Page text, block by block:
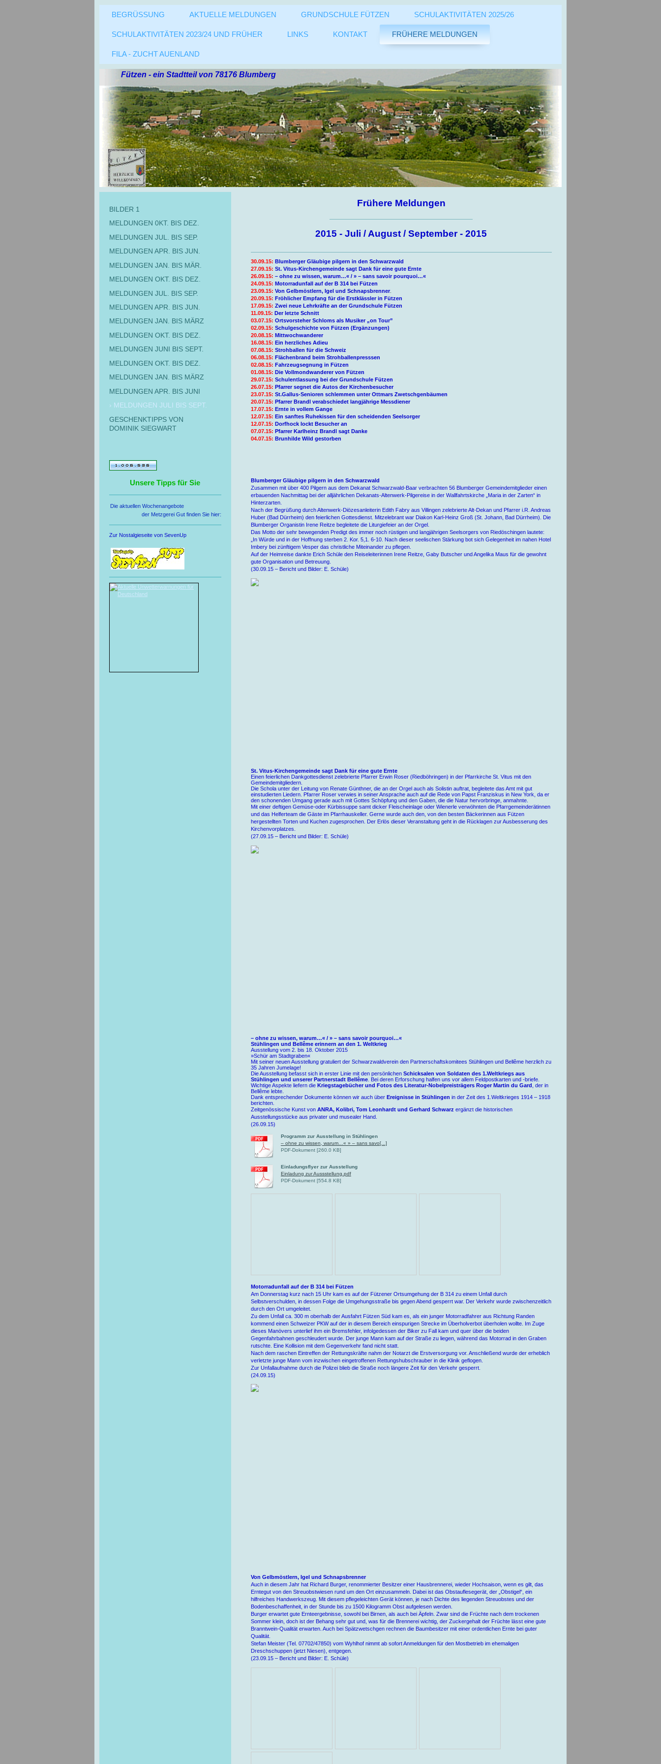
BEGRÜSSUNG AKTUELLE MELDUNGEN GRUNDSCHULE FÜTZEN SCHULAKTIVITÄTEN 2025/26
SCHULAKTIVITÄTEN 2023/24 UND FRÜHER LINKS KONTAKT FRÜHERE MELDUNGEN
FILA - ZUCHT AUENLAND
Fützen - ein Stadtteil von 78176 Blumberg
Frühere Meldungen
2015 - Juli / August / September - 2015
30.09.15: Blumberger Gläubige pilgern in den Schwarzwald
27.09.15: St. Vitus-Kirchengemeinde sagt Dank für eine gute Ernte
26.09.15: – ohne zu wissen, warum…« / » – sans savoir pourquoi…«
24.09.15: Motorradunfall auf der B 314 bei Fützen
23.09.15: Von Gelbmöstlern, Igel und Schnapsbrenner.
20.09.15: Fröhlicher Empfang für die Erstklässler in Fützen
17.09.15: Zwei neue Lehrkräfte an der Grundschule Fützen
11.09.15: Der letzte Schnitt
03.07.15: Ortsvorsteher Schloms als Musiker „on Tour”
02.09.15: Schulgeschichte von Fützen (Ergänzungen)
20.08.15: Mittwochwanderer
16.08.15: Ein herzliches Adieu
07.08.15: Strohballen für die Schweiz
06.08.15: Flächenbrand beim Strohballenpresssen
02.08.15: Fahrzeugsegnung in Fützen
01.08.15: Die Vollmondwanderer von Fützen
29.07.15: Schulentlassung bei der Grundschule Fützen
26.07.15: Pfarrer segnet die Autos der Kirchenbesucher
23.07.15: St.Gallus-Senioren schlemmen unter Ottmars Zwetschgenbäumen
20.07.15: Pfarrer Brandl verabschiedet langjährige Messdiener
17.07.15: Ernte in vollem Gange
12.07.15: Ein sanftes Ruhekissen für den scheidenden Seelsorger
12.07.15: Dorfhock lockt Besucher an
07.07.15: Pfarrer Karlheinz Brandl sagt Danke
04.07.15: Brunhilde Wild gestorben
Blumberger Gläubige pilgern in den Schwarzwald
Zusammen mit über 400 Pilgern aus dem Dekanat Schwarzwald-Baar verbrachten 56 Blumberger Gemeindemitglieder einen
erbauenden Nachmittag bei der alljährlichen Dekanats-Altenwerk-Pilgereise in der Wallfahrtskirche „Maria in der Zarten“ in
Hinterzarten.
Nach der Begrüßung durch Altenwerk-Diözesanleiterin Edith Fabry aus Villingen zelebrierte Alt-Dekan und Pfarrer i.R. Andreas
Huber (Bad Dürrheim) den feierlichen Gottesdienst. Mitzelebrant war Diakon Karl-Heinz Groß (St. Johann, Bad Dürrheim). Die
Blumberger Organistin Irene Reitze begleitete die Liturgiefeier an der Orgel.
Das Motto der sehr bewegenden Predigt des immer noch rüstigen und langjährigen Seelsorgers von Riedöschingen lautete:
„In Würde und in der Hoffnung sterben 2. Kor. 5,1. 6-10. Nach dieser seelischen Stärkung bot sich Gelegenheit im nahen Hotel
Imbery bei zünftigem Vesper das christliche Miteinander zu pflegen.
Auf der Heimreise dankte Erich Schüle den Reiseleiterinnen Irene Reitze, Gaby Butscher und Angelika Maus für die gewohnt
gute Organisation und Betreuung.
(30.09.15 – Bericht und Bilder: E. Schüle)
St. Vitus-Kirchengemeinde sagt Dank für eine gute Ernte
Einen feierlichen Dankgottesdienst zelebrierte Pfarrer Erwin Roser (Riedböhringen) in der Pfarrkirche St. Vitus mit den
Gemeindemitgliedern.
Die Schola unter der Leitung von Renate Günthner, die an der Orgel auch als Solistin auftrat, begleitete das Amt mit gut
einstudierten Liedern. Pfarrer Roser verwies in seiner Ansprache auch auf die Rede von Papst Franziskus in New York, da er
den schonenden Umgang gerade auch mit Gottes Schöpfung und den Gaben, die die Natur hervorbringe, anmahnte.
Mit einer deftigen Gemüse-oder Kürbissuppe samt dicker Fleischeinlage oder Wienerle verwöhnten die Pfarrgemeinderätinnen
und das Helferteam die Gäste im Pfarrhauskeller. Gerne wurde auch den, von den besten Bäckerinnen aus Fützen
hergestellten Torten und Kuchen zugesprochen. Der Erlös dieser Veranstaltung geht in die Rücklagen zur Ausbesserung des
Kirchenvorplatzes.
(27.09.15 – Bericht und Bilder: E. Schüle)
– ohne zu wissen, warum…« / » – sans savoir pourquoi…«
Stühlingen und Bellême erinnern an den 1. Weltkrieg
Ausstellung vom 2. bis 18. Oktober 2015
»Schür am Stadtgraben«
Mit seiner neuen Ausstellung gratuliert der Schwarzwaldverein den Partnerschaftskomitees Stühlingen und Bellême herzlich zu
35 Jahren Jumelage!
Die Ausstellung befasst sich in erster Linie mit den persönlichen Schicksalen von Soldaten des 1.Weltkriegs aus
Stühlingen und unserer Partnerstadt Bellême. Bei deren Erforschung halfen uns vor allem Feldpostkarten und -briefe.
Wichtige Aspekte liefern die Kriegstagebücher und Fotos des Literatur-Nobelpreisträgers Roger Martin du Gard , der in
Bellême lebte.
Dank entsprechender Dokumente können wir auch über Ereignisse in Stühlingen in der Zeit des 1.Weltkrieges 1914 – 1918
berichten.
Zeitgenössische Kunst von ANRA, Kolibri, Tom Leonhardt und Gerhard Schwarz ergänzt die historischen
Ausstellungsstücke aus privater und musealer Hand.
(26.09.15)
Programm zur Ausstellung in Stühlingen
– ohne zu wissen, warum…« » – sans savo[...]
PDF-Dokument [260.0 KB]
Einladungsflyer zur Ausstellung
Einladung zur Aussstellung.pdf
PDF-Dokument [554.8 KB]
Motorradunfall auf der B 314 bei Fützen
Am Donnerstag kurz nach 15 Uhr kam es auf der Fützener Ortsumgehung der B 314 zu einem Unfall durch
Selbstverschulden, in dessen Folge die Umgehungsstraße bis gegen Abend gesperrt war. Der Verkehr wurde zwischenzeitlich
durch den Ort umgeleitet.
Zu dem Unfall ca. 300 m oberhalb der Ausfahrt Fützen Süd kam es, als ein junger Motorradfahrer aus Richtung Randen
kommend einen Schweizer PKW auf der in diesem Bereich einspurigen Strecke im Überholverbot überholen wollte. Im Zuge
dieses Manövers unterlief ihm ein Bremsfehler, infolgedessen der Biker zu Fall kam und quer über die beiden
Gegenfahrbahnen geschleudert wurde. Der junge Mann kam auf der Straße zu liegen, während das Motorrad in den Graben
rutschte. Eine Kollision mit dem Gegenverkehr fand nicht statt.
Nach dem raschen Eintreffen der Rettungskräfte nahm der Notarzt die Erstversorgung vor. Anschließend wurde der erheblich
verletzte junge Mann vom inzwischen eingetroffenen Rettungshubschrauber in die Klinik geflogen.
Zur Unfallaufnahme durch die Polizei blieb die Straße noch längere Zeit für den Verkehr gesperrt.
(24.09.15)
Von Gelbmöstlern, Igel und Schnapsbrenner
Auch in diesem Jahr hat Richard Burger, renommierter Besitzer einer Hausbrennerei, wieder Hochsaison, wenn es gilt, das
Erntegut von den Streuobstwiesen rund um den Ort einzusammeln. Dabei ist das Obstauflesegerät, der „Obstigel“, ein
hilfreiches Handwerkszeug. Mit diesem pflegeleichten Gerät können, je nach Dichte des liegenden Streuobstes und der
Bodenbeschaffenheit, in der Stunde bis zu 1500 Kilogramm Obst aufgelesen werden.
Burger erwartet gute Ernteergebnisse, sowohl bei Birnen, als auch bei Äpfeln. Zwar sind die Früchte nach dem trockenen
Sommer klein, doch ist der Behang sehr gut und, was für die Brennerei wichtig, der Zuckergehalt der Früchte lässt eine gute
Branntwein-Qualität erwarten. Auch bei Spätzwetschgen rechnen die Baumbesitzer mit einer ordentlichen Ernte bei guter
Qualität.
Stefan Meister (Tel. 07702/47850) vom Wyhlhof nimmt ab sofort Anmeldungen für den Mostbetrieb im ehemaligen
Dreschschuppen (jetzt Niesen), entgegen.
(23.09.15 – Bericht und Bilder: E. Schüle)
BILDER 1
MELDUNGEN 0KT. BIS DEZ.
MELDUNGEN JUL. BIS SEP.
MELDUNGEN APR. BIS JUN.
MELDUNGEN JAN. BIS MÄR.
MELDUNGEN OKT. BIS DEZ.
MELDUNGEN JUL. BIS SEP.
MELDUNGEN APR. BIS JUN.
MELDUNGEN JAN. BIS MÄRZ
MELDUNGEN OKT. BIS DEZ.
MELDUNGEN JUNI BIS SEPT.
MELDUNGEN OKT. BIS DEZ.
MELDUNGEN JAN. BIS MÄRZ
MELDUNGEN APR. BIS JUNI
MELDUNGEN JULI BIS SEPT.
GESCHENKTIPPS VON
DOMINIK SIEGWART
Unsere Tipps für Sie
Die aktuellen Wochenangebote
der Metzgerei Gut finden Sie hier:
Zur Nostalgieseite von SevenUp